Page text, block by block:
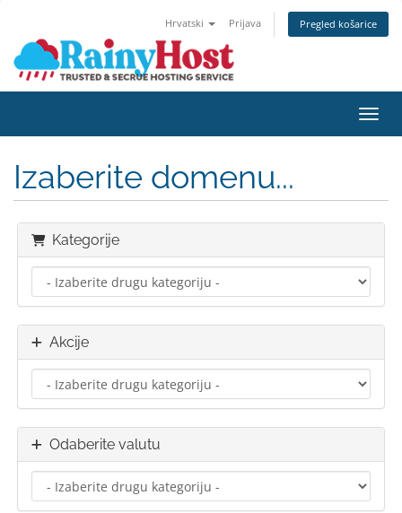
Hrvatski Prijava Pregled košarice
Izaberite domenu...
Kategorije
Akcije
Odaberite valutu